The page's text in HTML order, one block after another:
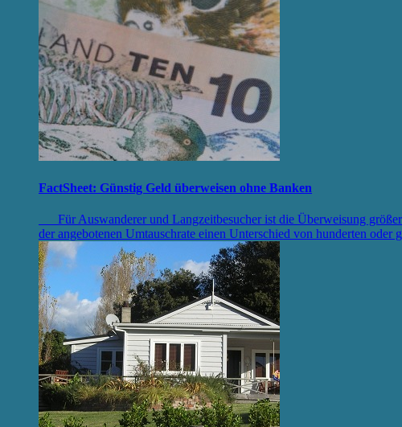
FactSheet: Günstig Geld überweisen ohne Banken
Für Auswanderer und Langzeitbesucher ist die Überweisung
der angebotenen Umtauschrate einen Unterschied von hunderten